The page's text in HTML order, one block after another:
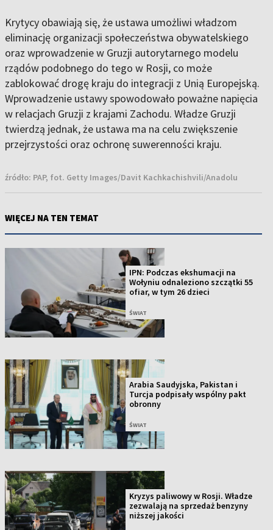
Krytycy obawiają się, że ustawa umożliwi władzom
eliminację organizacji społeczeństwa obywatelskiego
oraz wprowadzenie w Gruzji autorytarnego modelu
rządów podobnego do tego w Rosji, co może
zablokować drogę kraju do integracji z Unią Europejską.
Wprowadzenie ustawy spowodowało poważne napięcia
w relacjach Gruzji z krajami Zachodu. Władze Gruzji
twierdzą jednak, że ustawa ma na celu zwiększenie
przejrzystości oraz ochronę suwerenności kraju.
źródło: PAP, fot. Getty Images/Davit Kachkachishvili/Anadolu
WIĘCEJ NA TEN TEMAT
IPN: Podczas ekshumacji na
Wołyniu odnaleziono szczątki 55
ofiar, w tym 26 dzieci
ŚWIAT
Arabia Saudyjska, Pakistan i
Turcja podpisały wspólny pakt
obronny
ŚWIAT
Kryzys paliwowy w Rosji. Władze
zezwalają na sprzedaż benzyny
niższej jakości